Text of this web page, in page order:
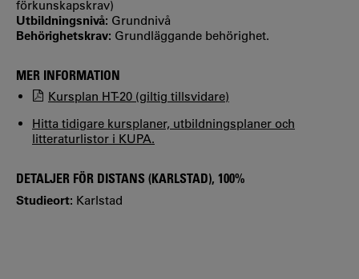
förkunskapskrav)
Utbildningsnivå: Grundnivå
Behörighetskrav: Grundläggande behörighet.
MER INFORMATION
Kursplan HT-20 (giltig tillsvidare)
Hitta tidigare kursplaner, utbildningsplaner och
litteraturlistor i KUPA.
DETALJER FÖR DISTANS (KARLSTAD), 100%
Studieort: Karlstad